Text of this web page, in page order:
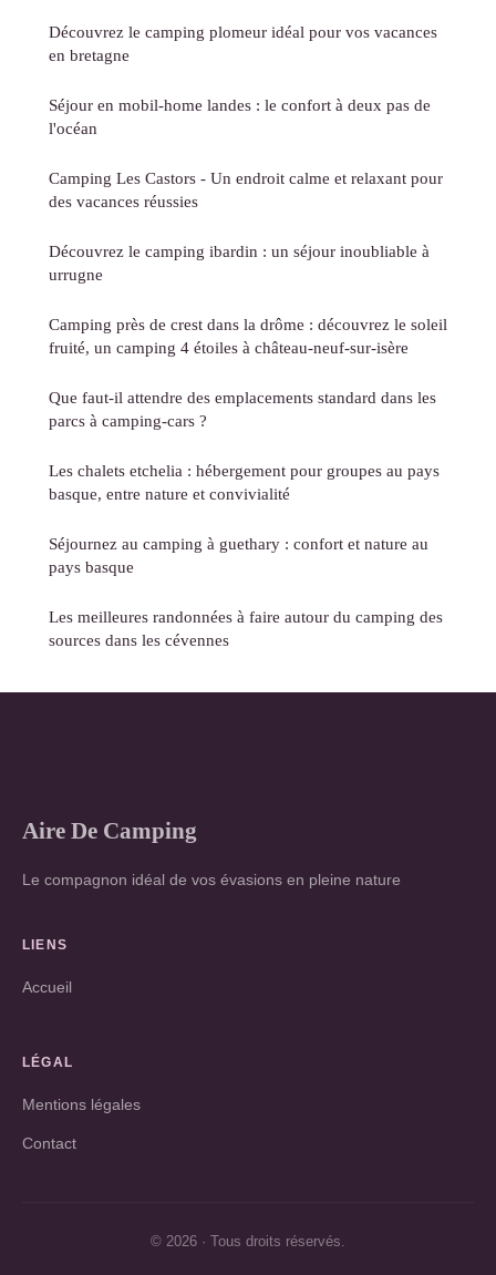
Découvrez le camping plomeur idéal pour vos vacances
en bretagne
Séjour en mobil-home landes : le confort à deux pas de
l'océan
Camping Les Castors - Un endroit calme et relaxant pour
des vacances réussies
Découvrez le camping ibardin : un séjour inoubliable à
urrugne
Camping près de crest dans la drôme : découvrez le soleil
fruité, un camping 4 étoiles à château-neuf-sur-isère
Que faut-il attendre des emplacements standard dans les
parcs à camping-cars ?
Les chalets etchelia : hébergement pour groupes au pays
basque, entre nature et convivialité
Séjournez au camping à guethary : confort et nature au
pays basque
Les meilleures randonnées à faire autour du camping des
sources dans les cévennes
Aire De Camping
Le compagnon idéal de vos évasions en pleine nature
LIENS
Accueil
LÉGAL
Mentions légales
Contact
© 2026 · Tous droits réservés.